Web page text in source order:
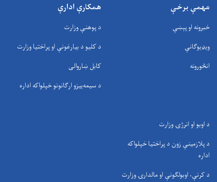
مهمې برخې
خبرونه او پېښې
ویډیوګانې
انځورونه
همکارې ادارې
د پوهنې وزارت
د کلیو د بیارغونې او پراختیا وزارت
کابل ښاروالی
د سيمه‌ييزو ارګانونو خپلواکه اداره
د اوبو او انرژۍ وزارت
د پلازمینې زون د پراختیا خپلواکه
اداره
د کرنې، اوبولګونې او مالدارۍ وزارت